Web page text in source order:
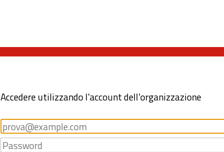
Accedere utilizzando l'account dell'organizzazione